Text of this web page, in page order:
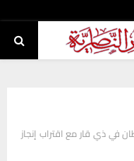
ذي قار مع اقتراب إنجاز